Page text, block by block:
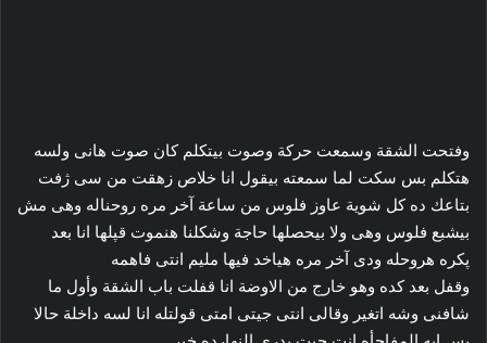
وفتحت الشقة وسمعت حركة وصوت بيتكلم كان صوت هانى ولسه
هتكلم بس سکت لما سمعته بيقول انا خلاص زهقت من سى ژفت
بتاعك ده كل شوية عاوز فلوس من ساعة آخر مره روحناله وهى مش
بيشبع فلوس وهى ولا بيحصلها حاجة وشكلنا ھنموت قپلها انا بعد
پكره هروحله ودى آخر مره ھياخد فيها مليم انتى فاهمه
وقفل بعد كده وهو خارج من الاوضة انا قفلت باب الشقة وأول ما
شافنى وشه اتغير وقالى انتى جيتى امتى قولتله انا لسه داخلة حالا